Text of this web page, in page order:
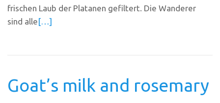
frischen Laub der Platanen gefiltert. Die Wanderer
sind alle[…]
Goat’s milk and rosemary